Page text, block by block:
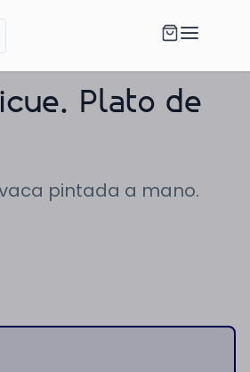
Plato de
pintada a mano.